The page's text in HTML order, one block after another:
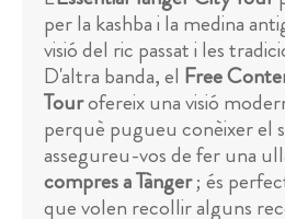
per la kashba i la medina
visió del ric passat i les
D'altra banda, el Free
Tourofereix una visió
perquè pugueu conèixer el
assegureu-vos de fer una
compres a Tànger; és
que volen recollir alguns